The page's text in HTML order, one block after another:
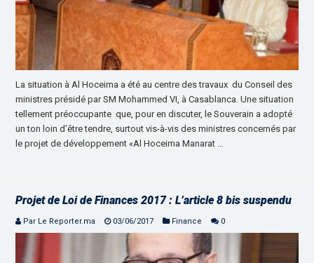
La situation à Al Hoceima a été au centre des travaux du Conseil des
ministres présidé par SM Mohammed VI, à Casablanca. Une situation
tellement préoccupante que, pour en discuter, le Souverain a adopté
un ton loin d’être tendre, surtout vis-à-vis des ministres concernés par
le projet de développement «Al Hoceima Manarat …
Projet de Loi de Finances 2017 : L’article 8 bis suspendu
Par Le Reporter.ma 03/06/2017 Finance 0